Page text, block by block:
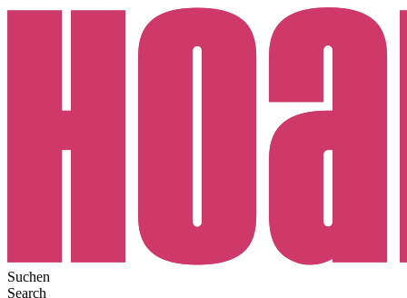
Suchen
Search